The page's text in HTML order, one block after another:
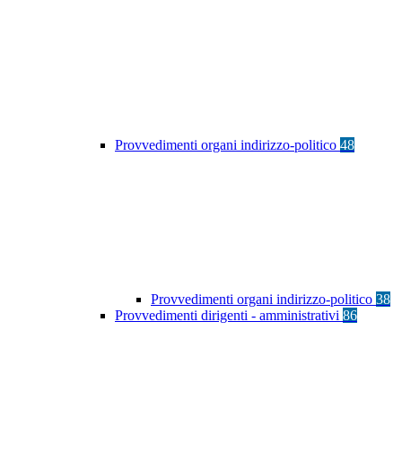
Provvedimenti organi indirizzo-politico 48
Provvedimenti organi indirizzo-politico 38
Provvedimenti dirigenti - amministrativi 86